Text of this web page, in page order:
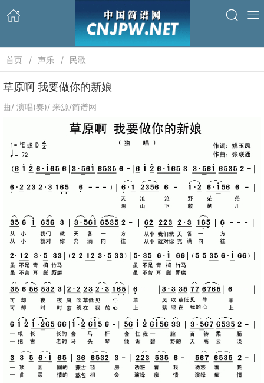
首页 声乐 民歌
草原啊 我要做你的新娘
曲/ 演唱(奏)/ 来源/简谱网